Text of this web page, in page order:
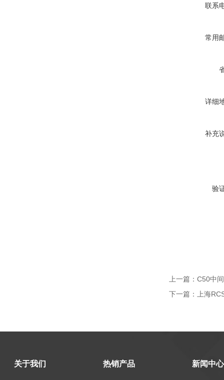
联系
常用
详细
补充
验
上一篇： C50中
下一篇：
上海
关于我们 热销产品 新闻中心